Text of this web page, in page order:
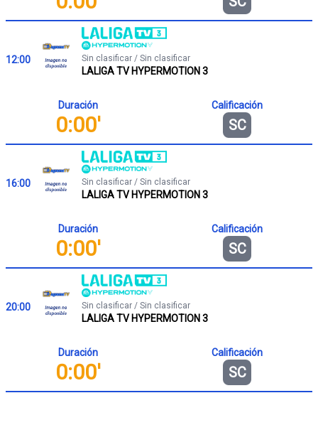
12:00 Sin clasificar / Sin clasificar
LALIGA TV HYPERMOTION 3
Duración
0:00'
Calificación
SC
16:00 Sin clasificar / Sin clasificar
LALIGA TV HYPERMOTION 3
Duración
0:00'
Calificación
SC
20:00 Sin clasificar / Sin clasificar
LALIGA TV HYPERMOTION 3
Duración
0:00'
Calificación
SC